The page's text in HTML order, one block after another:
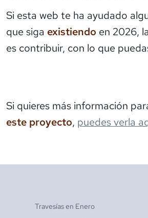
Si esta web te ha ayudado
que siga existiendo en 2026,
es contribuir, con lo que
Si quieres más información
este proyecto, puedes verla
Travesías en Enero